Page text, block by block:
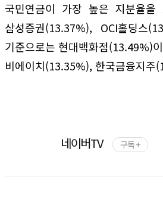
국민연금이 가장 높은 지분율
삼성증권(13.37%), OCI홀딩스
기준으로는 현대백화점(13.49%)
비에이치(13.35%), 한국금융지주
네이버TV 구독 +